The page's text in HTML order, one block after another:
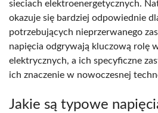
sieciach elektroenergetycznych.
okazuje się bardziej odpowiednie
potrzebujących nieprzerwanego
napięcia odgrywają kluczową rolę
elektrycznych, a ich specyficzne
ich znaczenie w nowoczesnej
Jakie są typowe